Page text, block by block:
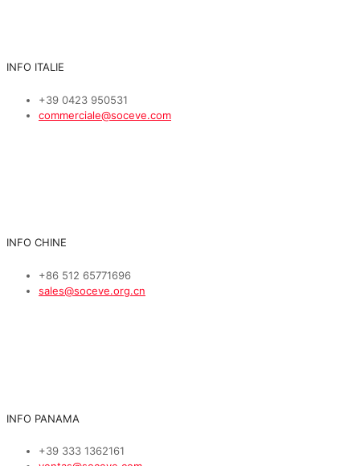
INFO ITALIE
+39 0423 950531
commerciale@soceve.com
INFO CHINE
+86 512 65771696
sales@soceve.org.cn
INFO PANAMA
+39 333 1362161